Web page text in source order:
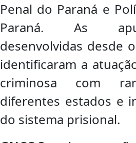
Penal do Paraná e
Paraná. As
desenvolvidas desde
identificaram a
criminosa com
diferentes estados e
do sistema prisional.